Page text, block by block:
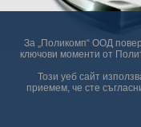
За „Поликомп“ ООД
ключови моменти от
Този уеб сайт
приемем, че сте